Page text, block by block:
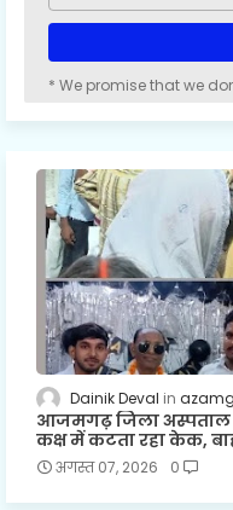
* We promise that we
Dainik Deval
आजमगढ़ जिला अस्पताल में
कक्ष में कटता रहा केक,
अगस्त 07, 2026 0